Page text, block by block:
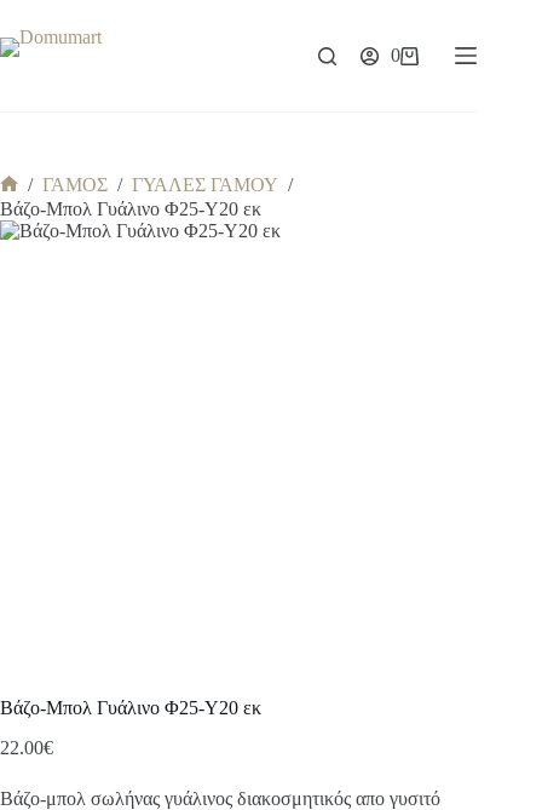
στο
περιεχόμενο
Καλάθι
0
Αρχική
σελίδα
/ ΓΑΜΟΣ / ΓΥΑΛΕΣ ΓΑΜΟΥ /
Βάζο-Μπολ Γυάλινο Φ25-Υ20 εκ
Βάζο-Μπολ Γυάλινο Φ25-Υ20 εκ
22.00€
Βάζο-μπολ σωλήνας γυάλινος διακοσμητικός απο γυσιτό